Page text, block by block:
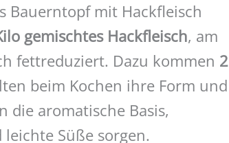
Bauerntopf mit Hackfleisch
gemischtes Hackfleisch, am
fettreduziert. Dazu kommen 2
beim Kochen ihre Form und
die aromatische Basis,
Süße sorgen.